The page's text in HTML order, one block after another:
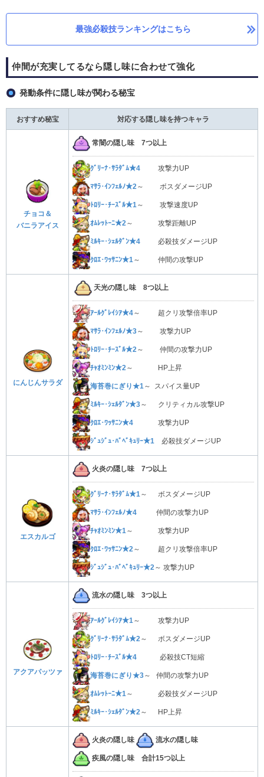
最強必殺技ランキングはこちら
仲間が充実してるなら隠し味に合わせて強化​
発動条件に隠し味が関わる秘宝
おすすめ秘宝 対応する隠し味を持つキャラ
チョコ＆
バニラアイス
常闇の隠し味 7つ以上
ｸﾞﾘｰﾅ･ｻﾗﾀﾞﾑ★4 攻撃力UP
ﾏｻﾗ･ｲﾝﾌｪﾙﾉ★2 ～ ボスダメージUP
ﾄﾛﾘｰ･ﾁｰｽﾞﾙ★1 ～ 攻撃速度UP
ｵﾑﾚｯﾄｰﾆ★2 ～ 攻撃距離UP
ﾐﾙｷｰ･ｼｪﾙﾀﾞﾝ★4 必殺技ダメージUP
ｸﾛｴ･ﾜｯｻﾆﾝ★1 ～ 仲間の攻撃UP
にんじんサラダ
天光の隠し味 8つ以上
ｱｰﾙｸﾞﾚｲｼｱ★4～ 超クリ攻撃倍率UP
ﾏｻﾗ･ｲﾝﾌｪﾙﾉ★3～ 攻撃力UP
ﾄﾛﾘｰ･ﾁｰｽﾞﾙ★2 ～ 仲間の攻撃力UP
ﾁｬｵﾐﾝﾐﾝ★2 ～ HP上昇
海苔巻にぎり★1 ～ スパイス量UP
ﾐﾙｷｰ･ｼｪﾙﾀﾞﾝ★3～ クリティカル攻撃UP
ｸﾛｴ･ﾜｯｻﾆﾝ★4 攻撃力UP
ｼﾞｭｼﾞｭ･ﾊﾞﾍﾞｷｭﾘｰ★1 必殺技ダメージUP
エスカルゴ
火炎の隠し味 7つ以上
ｸﾞﾘｰﾅ･ｻﾗﾀﾞﾑ★1 ～ ボスダメージUP
ﾏｻﾗ･ｲﾝﾌｪﾙﾉ★4 仲間の攻撃力UP
ﾁｬｵﾐﾝﾐﾝ★1 ～ 攻撃力UP
ｸﾛｴ･ﾜｯｻﾆﾝ★2 ～ 超クリ攻撃倍率UP
ｼﾞｭｼﾞｭ･ﾊﾞﾍﾞｷｭﾘｰ★2 ～ 攻撃力UP
アクアパッツァ
流水の隠し味 3つ以上
ｱｰﾙｸﾞﾚｲｼｱ★1 ～ 攻撃力UP
ｸﾞﾘｰﾅ･ｻﾗﾀﾞﾑ★2 ～ ボスダメージUP
ﾄﾛﾘｰ･ﾁｰｽﾞﾙ★4 必殺技CT短縮
海苔巻にぎり★3～ 仲間の攻撃力UP
ｵﾑﾚｯﾄｰﾆ★1 ～ 必殺技ダメージUP
ﾐﾙｷｰ･ｼｪﾙﾀﾞﾝ★2 ～ HP上昇
火炎の隠し味 流水の隠し味
疾風の隠し味 合計15つ以上